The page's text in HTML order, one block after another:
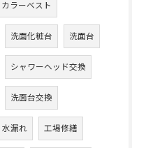
カラーベスト
洗面化粧台 洗面台
シャワーヘッド交換
洗面台交換
水漏れ 工場修繕